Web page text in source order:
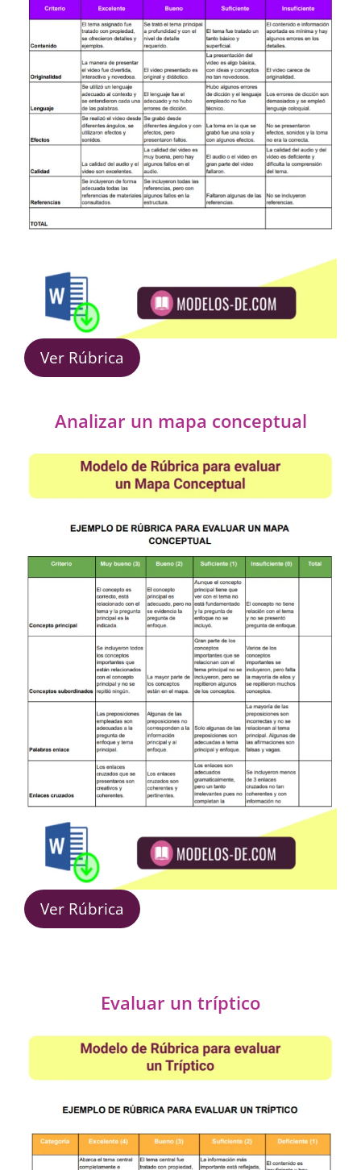
Ver Rúbrica
Analizar un mapa conceptual
Ver Rúbrica
Evaluar un tríptico